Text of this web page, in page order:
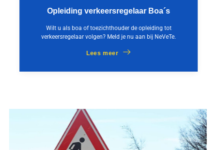
Opleiding verkeersregelaar Boa´s
Wilt u als boa of toezichthouder de opleiding tot
verkeersregelaar volgen? Meld je nu aan bij NeVeTe.
Lees meer